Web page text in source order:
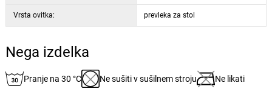
način zapiranja: brez zapiranja
Vrsta ovitka: prevleka za stol
Nega izdelka
Pranje na 30 °C Ne sušiti v sušilnem stroju Ne likati